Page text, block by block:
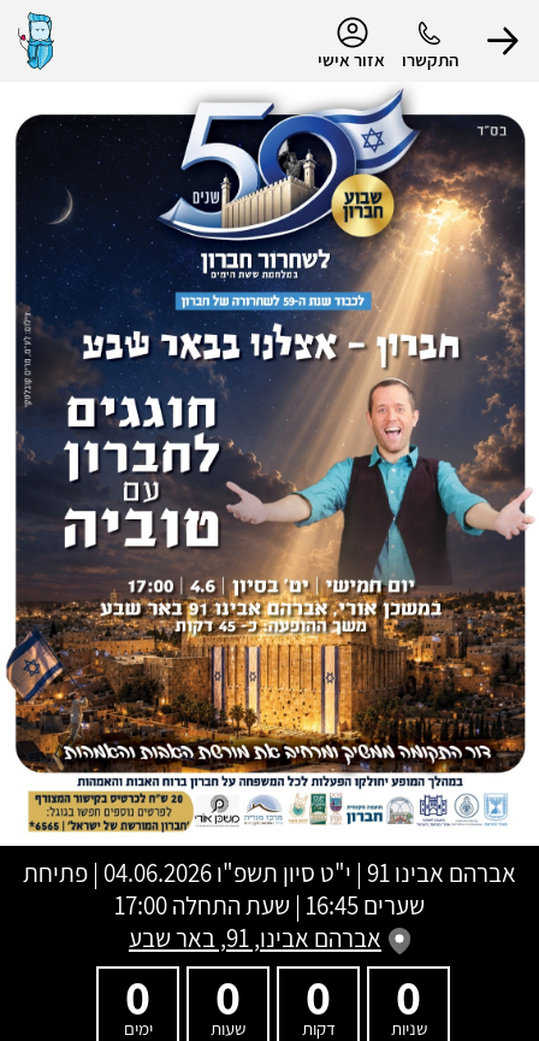
התקשרו אזור אישי
הפרופיל שלי
התנתק
אברהם אבינו 91 | י"ט סיון תשפ"ו
04.06.2026 | פתיחת
שערים 16:45 | שעת התחלה 17:00
אברהם אבינו, 91, באר שבע
0
שניות
0
דקות
0
שעות
0
ימים